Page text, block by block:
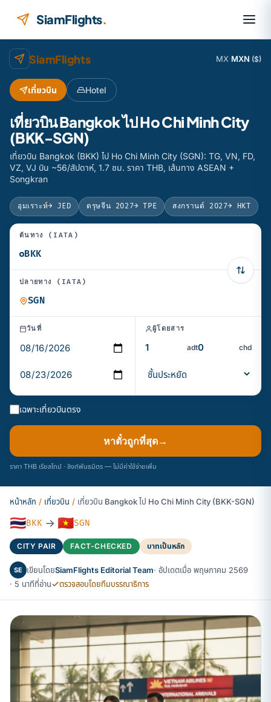
SiamFlights.
SiamFlights MX·MXN ($)
เที่ยวบิน Hotel
เที่ยวบิน Bangkok ไป Ho Chi Minh City
(BKK-SGN)
เที่ยวบิน Bangkok (BKK) ไป Ho Chi Minh City (SGN): TG, VN, FD,
VZ, VJ บิน ~56/สัปดาห์, 1.7 ชม. ราคา THB, เส้นทาง ASEAN +
Songkran
อุมเราะห์→ JED ตรุษจีน 2027→ TPE สงกรานต์ 2027→ HKT
ต้นทาง (IATA)
ปลายทาง (IATA)
วันที่ ผู้โดยสาร
adt chd
เฉพาะเที่ยวบินตรง
หาตั๋วถูกที่สุด→
ราคา THB เรียลไทม์ · ลิงก์พันธมิตร — ไม่มีค่าใช้จ่ายเพิ่ม
หน้าหลัก / เที่ยวบิน / เที่ยวบิน Bangkok ไป Ho Chi Minh City (BKK-SGN)
🇹🇭BKK → 🇻🇳SGN
CITY PAIR FACT-CHECKED บาทเป็นหลัก
SE เขียนโดยSiamFlights Editorial Team· อัปเดตเมื่อ พฤษภาคม 2569
· 5 นาทีที่อ่าน
ตรวจสอบโดยทีมบรรณาธิการ